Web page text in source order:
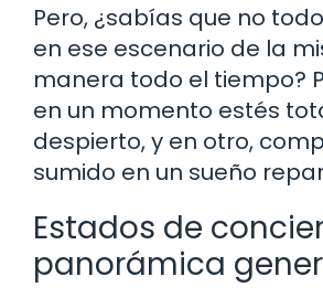
Pero, ¿sabías que no
en ese escenario de la
manera todo el tiempo?
en un momento estés
despierto, y en otro,
sumido en un sueño
Estados de
panorámica